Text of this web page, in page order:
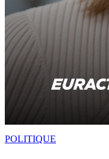
POLITIQUE